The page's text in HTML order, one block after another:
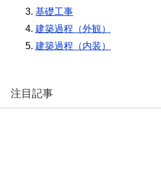
基礎工事
建築過程（外観）
建築過程（内装）
注目記事